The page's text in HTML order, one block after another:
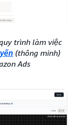
trình làm việc
(thông minh)
Ads